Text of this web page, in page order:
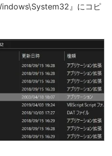
』にコピ